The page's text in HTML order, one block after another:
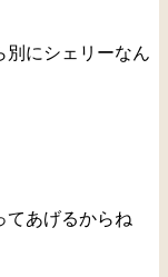
別にシェリーなん
てあげるからね